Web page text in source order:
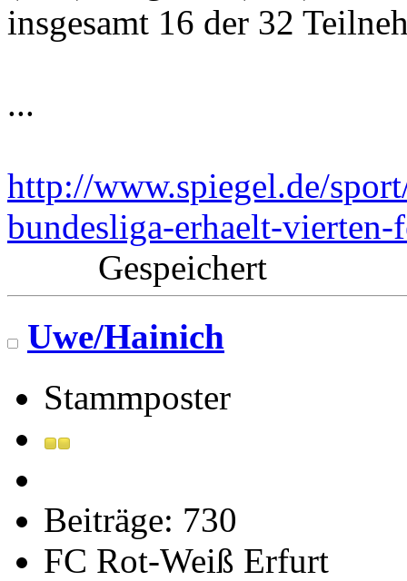
insgesamt 16 der 32
...
http://www.spiegel.de/
bundesliga-erhaelt-
Gespeichert
Uwe/Hainich
Stammposter
Beiträge: 730
FC Rot-Weiß Erfurt